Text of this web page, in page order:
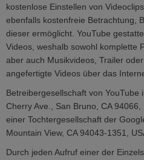
kostenlose Einstellen von
ebenfalls kostenfreie Betrachtung,
dieser ermöglicht. YouTube
Videos, weshalb sowohl komplette
aber auch Musikvideos, Trailer
angefertigte Videos über das
Betreibergesellschaft von YouTube
Cherry Ave., San Bruno, CA
einer Tochtergesellschaft der
Mountain View, CA 94043-1351,
Durch jeden Aufruf einer der